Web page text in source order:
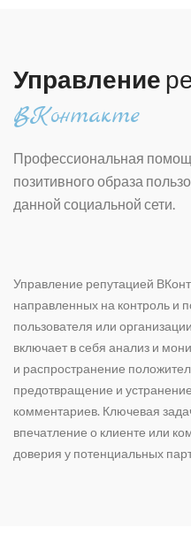
Управление
ВКонтакте
Профессиональная
позитивного образа
данной социальной сети.
Управление репутацией
направленных на контроль и
пользователя или
включает в себя анализ и
и распространение
предотвращение и
комментариев. Ключевая
впечатление о клиенте или
доверия у потенциальных